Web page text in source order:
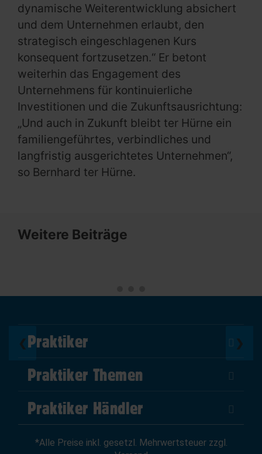
dynamische Weiterentwicklung absichert
und dem Unternehmen erlaubt, den
strategisch eingeschlagenen Kurs
konsequent fortzusetzen.“ Er betont
weiterhin das Engagement des
Unternehmens für kontinuierliche
Investitionen und die Zukunftsausrichtung:
„Und auch in Zukunft bleibt ter Hürne ein
familiengeführtes, verbindliches und
langfristig ausgerichtetes Unternehmen“,
so Bernhard ter Hürne.
Weitere Beiträge
❮ ❯
Praktiker
Über Uns
Impressum
AGB
Widerrufsrecht
Praktiker Themen
DIY Helden
Marktplatz
Praktiker Händler
Zum Händler-Login
*Alle Preise inkl. gesetzl. Mehrwertsteuer zzgl.